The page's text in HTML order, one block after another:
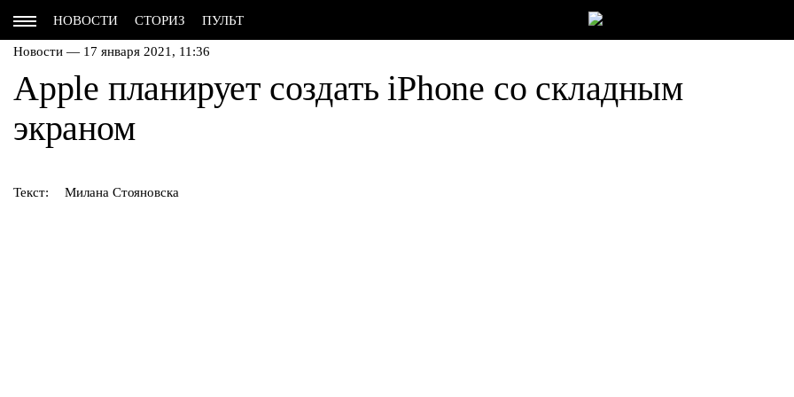
НОВОСТИ СТОРИЗ ПУЛЬТ
Новости — 17 января 2021, 11:36
Apple планирует создать iPhone со складным
экраном
Текст: Милана Стояновска